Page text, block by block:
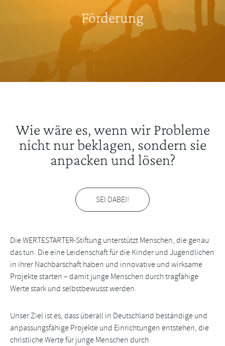
Förderung
Wie wäre es, wenn wir Probleme
nicht nur beklagen, sondern sie
anpacken und lösen?
SEI DABEI!
Die WERTESTARTER-Stiftung unterstützt Menschen, die genau
das tun. Die eine Leidenschaft für die Kinder und Jugendlichen
in ihrer Nachbarschaft haben und innovative und wirksame
Projekte starten – damit junge Menschen durch tragfähige
Werte stark und selbstbewusst werden.
Unser Ziel ist es, dass überall in Deutschland beständige und
anpassungsfähige Projekte und Einrichtungen entstehen, die
christliche Werte für junge Menschen durch